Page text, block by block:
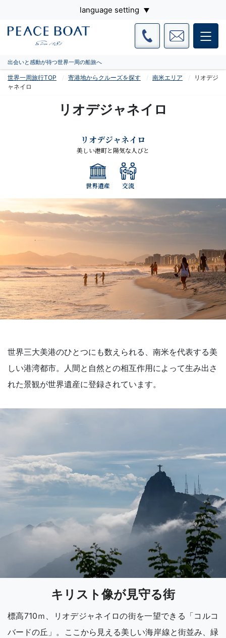
language setting
出会いと感動が待つ世界一周の船旅へ
世界一周旅行TOP 寄港地からクルーズを探す 南米エリア
リオデジ
ャネイロ
リオデジャネイロ
リオデジャネイロ
美しい港町と陽気な人びと
世界遺産 交流
世界三大美港のひとつにも数えられる、南米を代表する美
しい港湾都市。人間と自然との相互作用によって生み出さ
れた景観が世界遺産に登録されています。
キリスト像が見守る街
標高710ｍ、リオデジャネイロの街を一望できる「コルコ
バードの丘」。ここから見える美しい海岸線と街並み、緑